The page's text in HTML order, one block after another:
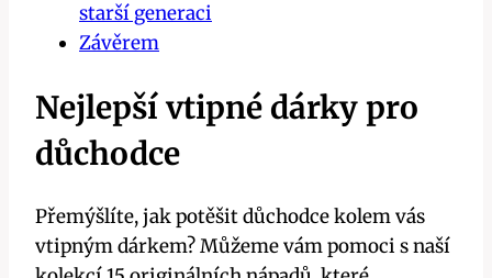
starší generaci
Závěrem
Nejlepší vtipné dárky pro
důchodce
Přemýšlíte, jak potěšit důchodce kolem vás
vtipným dárkem? Můžeme vám pomoci s naší